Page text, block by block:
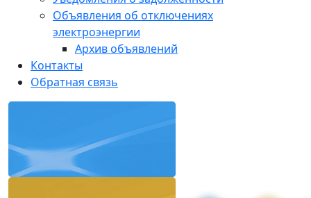
Объявления об отключениях
электроэнергии
Архив объявлений
Контакты
Обратная связь